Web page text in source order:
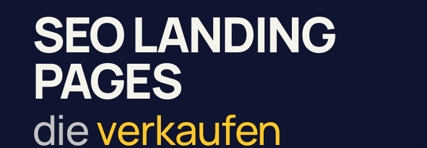
SEO LANDING
PAGES
dieverkaufen